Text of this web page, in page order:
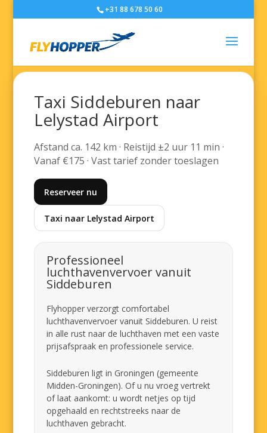
+31 88 678 50 60
Taxi Siddeburen naar
Lelystad Airport
Afstand ca. 142 km · Reistijd ±2 uur 11 min ·
Vanaf €175 · Vast tarief zonder toeslagen
Reserveer nu
Taxi naar Lelystad Airport
Professioneel
luchthavenvervoer vanuit
Siddeburen
Flyhopper verzorgt comfortabel
luchthavenvervoer vanuit Siddeburen. U reist
in alle rust naar de luchthaven met een vaste
prijsafspraak en professionele service.
Siddeburen ligt in Groningen (gemeente
Midden-Groningen). Of u nu vroeg vertrekt
of laat aankomt: u wordt netjes op tijd
opgehaald en rechtstreeks naar de
luchthaven gebracht.